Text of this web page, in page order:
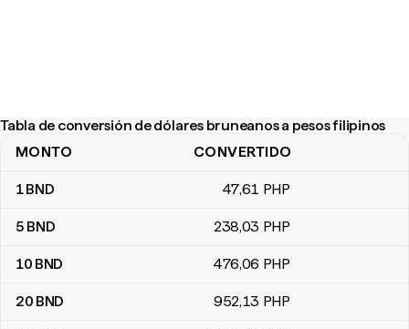
Tabla de conversión de dólares bruneanos a pesos filipinos
Tabla de conversión de dólares bruneanos a pesos filipinos
MONTO CONVERTIDO
1BND 47,61 PHP
5 BND 238,03 PHP
10 BND 476,06 PHP
20 BND 952,13 PHP